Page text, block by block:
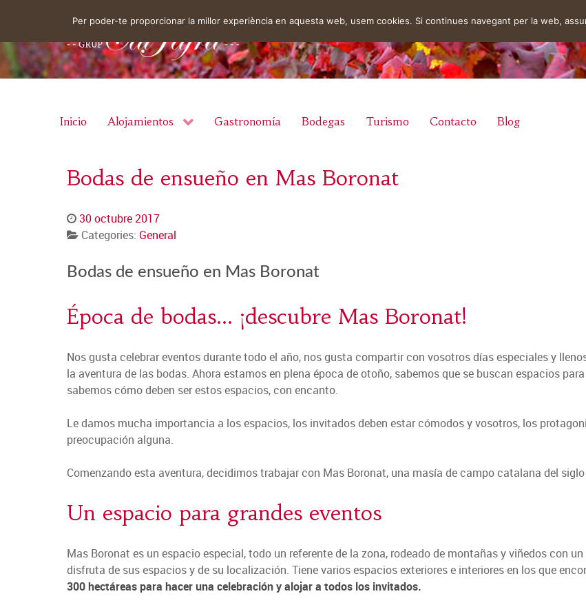
Inicio Alojamientos Gastronomía Bodegas Turismo Contacto Blog
Bodas de ensueño en Mas Boronat
30 octubre 2017
Categories: General
Bodas de ensueño en Mas Boronat
Época de bodas... ¡descubre Mas Boronat!
Nos gusta celebrar eventos durante todo el año, nos gusta compartir con vosotros días especiales y
la aventura de las bodas. Ahora estamos en plena época de otoño, sabemos que se buscan espacios
sabemos cómo deben ser estos espacios, con encanto.
Le damos mucha importancia a los espacios, los invitados deben estar cómodos y vosotros, los
preocupación alguna.
Comenzando esta aventura, decidimos trabajar con Mas Boronat, una masía de campo catalana del
Un espacio para grandes eventos
Mas Boronat es un espacio especial, todo un referente de la zona, rodeado de montañas y viñedos con
disfruta de sus espacios y de su localización. Tiene varios espacios exteriores e interiores en los que
300 hectáreas para hacer una celebración y alojar a todos los invitados.
Per poder-te proporcionar la millor experiència en aquesta web, usem cookies. Si continues navegant per la web,